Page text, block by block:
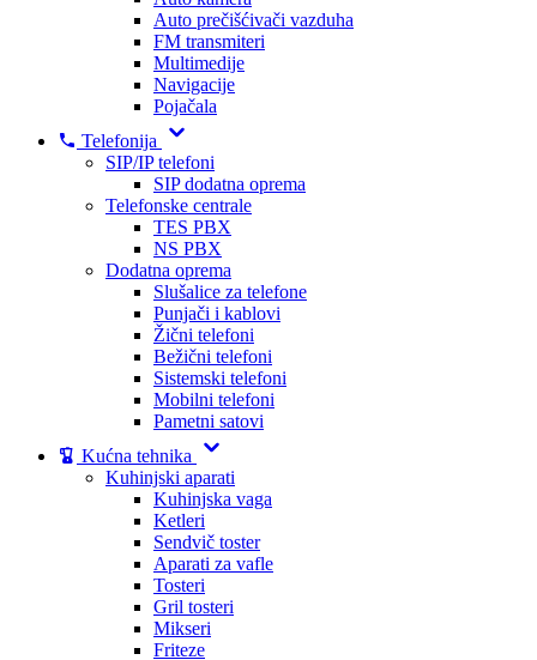
Auto prečišćivači vazduha
FM transmiteri
Multimedije
Navigacije
Pojačala
Telefonija
SIP/IP telefoni
SIP dodatna oprema
Telefonske centrale
TES PBX
NS PBX
Dodatna oprema
Slušalice za telefone
Punjači i kablovi
Žični telefoni
Bežični telefoni
Sistemski telefoni
Mobilni telefoni
Pametni satovi
Kućna tehnika
Kuhinjski aparati
Kuhinjska vaga
Ketleri
Sendvič toster
Aparati za vafle
Tosteri
Gril tosteri
Mikseri
Friteze